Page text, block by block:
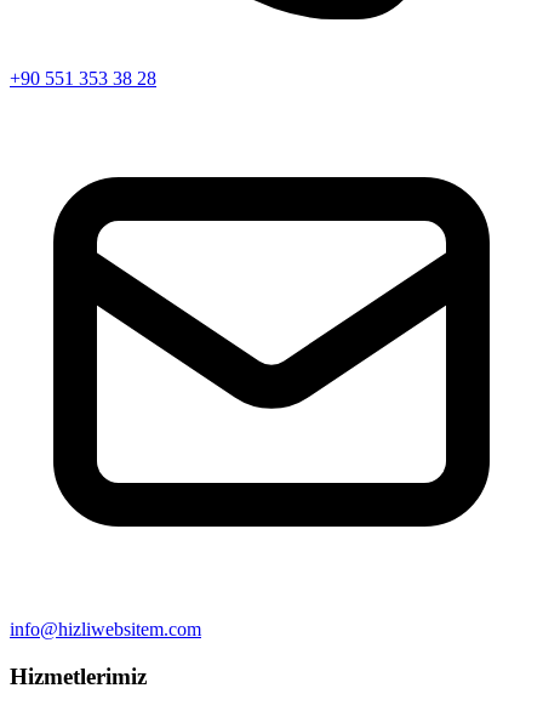
+90 551 353 38 28
info@hizliwebsitem.com
Hizmetlerimiz